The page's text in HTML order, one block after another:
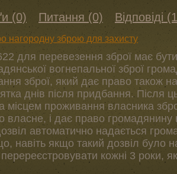
(0) Питання (0) Відповіді
нагородну зброю для захисту
для перевезення зброї має
вогнепальної зброї
зброї, який дає право також
днів після придбання. Після
місцем проживання власника
власне, і дає право
автоматично надається
навіть якщо такий дозвіл було
кожні 3 роки,